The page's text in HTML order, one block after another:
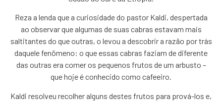
Reza a lenda que a curiosidade do pastor Kaldi, despertada
ao observar que algumas de suas cabras estavam mais
saltitantes do que outras, o levou a descobrir a razão por trás
daquele fenômeno: o que essas cabras faziam de diferente
das outras era comer os pequenos frutos de um arbusto –
que hoje é conhecido como cafeeiro.
Kaldi resolveu recolher alguns destes frutos para prová-los e,